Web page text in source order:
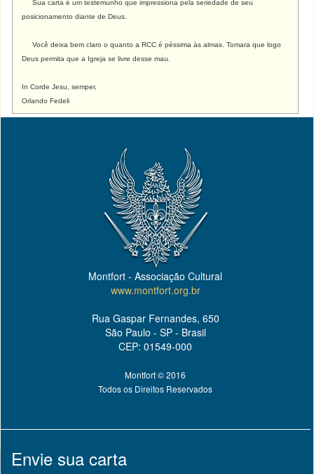
Sua carta é um testemunho que impressiona pela seriedade de seu
posicionamento diante de Deus.
Você deixa bem claro o quanto a RCC é péssima às almas. Tomara que logo
Deus permita que a Igreja se livre desse mau.
In Corde Jesu, semper,
Orlando Fedeli
Montfort - Associação Cultural
www.montfort.org.br
Rua Gaspar Fernandes, 650
São Paulo - SP - Brasil
CEP: 01549-000
Montfort © 2016
Todos os Direitos Reservados
Envie sua carta